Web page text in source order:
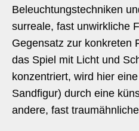
Beleuchtungstechniken
surreale, fast unwirkliche
Gegensatz zur konkreten
das Spiel mit Licht und
konzentriert, wird hier
Sandfigur) durch eine
andere, fast